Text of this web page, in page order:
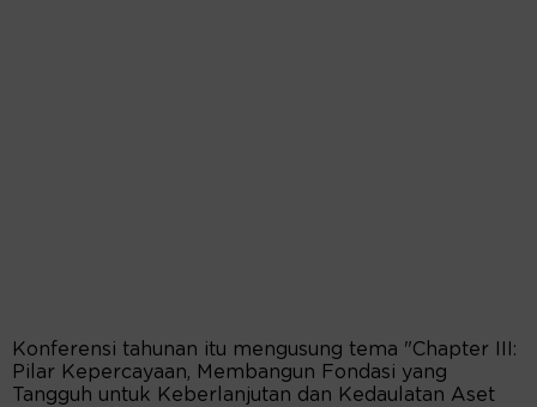
Konferensi tahunan itu mengusung tema "Chapter III:
Pilar Kepercayaan, Membangun Fondasi yang
Tangguh untuk Keberlanjutan dan Kedaulatan Aset